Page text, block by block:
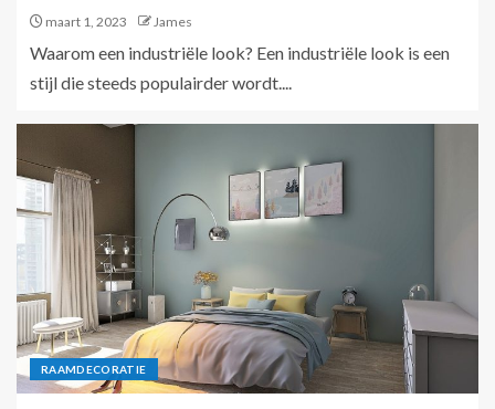
maart 1, 2023 James
Waarom een industriële look? Een industriële look is een
stijl die steeds populairder wordt....
RAAMDECORATIE